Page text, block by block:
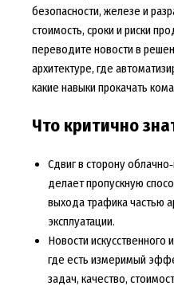
безопасности, железе и
стоимость, сроки и риски
переводите новости в
архитектуре, где
какие навыки прокачать
Что критично
Сдвиг в сторону
делает пропускную
выхода трафика частью
эксплуатации.
Новости искусственного
где есть измеримый
задач, качество,